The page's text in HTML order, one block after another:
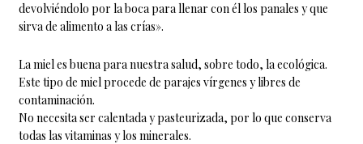
devolviéndolo por la boca para llenar con él los panales y que
sirva de alimento a las crías».
La miel es buena para nuestra salud, sobre todo, la ecológica.
Este tipo de miel procede de parajes vírgenes y libres de
contaminación.
No necesita ser calentada y pasteurizada, por lo que conserva
todas las vitaminas y los minerales.